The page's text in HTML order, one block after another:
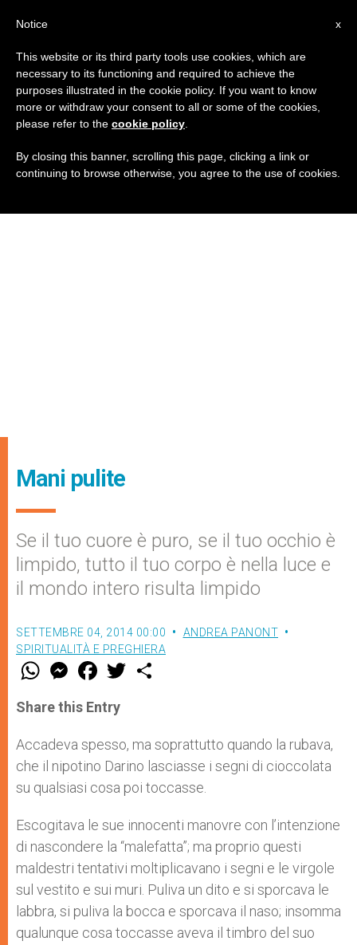
Mani pulite
Se il tuo cuore è puro, se il tuo occhio è
limpido, tutto il tuo corpo è nella luce e
il mondo intero risulta limpido
SETTEMBRE 04, 2014 00:00
ANDREA PANONT
SPIRITUALITÀ E PREGHIERA
W
t
s
p
p
M
e
s
e
g
e
r
F
a
e
b
o
k
w
r
Share this Entry
Accadeva spesso, ma soprattutto quando la rubava,
che il nipotino Darino lasciasse i segni di cioccolata
su qualsiasi cosa poi toccasse.
Escogitava le sue innocenti manovre con l’intenzione
di nascondere la “malefatta”; ma proprio questi
maldestri tentativi moltiplicavano i segni e le virgole
sul vestito e sui muri. Puliva un dito e si sporcava le
labbra, si puliva la bocca e sporcava il naso; insomma
qualunque cosa toccasse aveva il timbro del suo
x
Notice
This website or its third party tools use cookies, which are
necessary to its functioning and required to achieve the
purposes illustrated in the cookie policy. If you want to know
more or withdraw your consent to all or some of the cookies,
please refer to the cookie policy
By closing this banner, scrolling this page, clicking a link or
continuing to browse otherwise, you agree to the use of cookies.